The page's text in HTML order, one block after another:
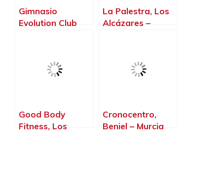
Gimnasio
Evolution Club
La Palestra, Los
Alcázares –
Good Body
Fitness, Los
Cronocentro,
Beniel – Murcia